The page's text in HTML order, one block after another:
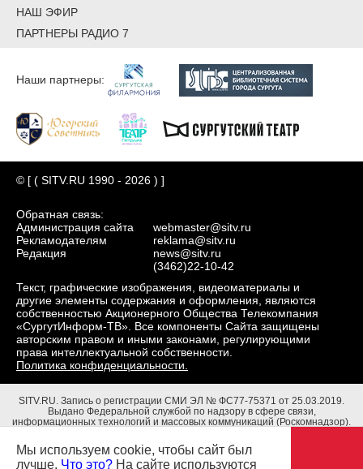
НАШ ЭФИР
ПАРТНЕРЫ РАДИО 7
Наши партнеры:
© [ ( SITV.RU 1990 - 2026 ) ]
Обратная связь:
Администрация сайта
Рекламодателям
Редакция
webmaster@sitv.ru
reklama@sitv.ru
news@sitv.ru
(3462)22-10-42
Текст, графические изображения, видеоматериалы и
другие элементы содержания и оформления, являются
собственностью Акционерного Общества Телекомпания
«СургутИнформ-ТВ». Все компоненты Сайта защищены
авторским правом и иными законами, регулирующими
права интеллектуальной собственности.
Политика конфиденциальности.
SITV.RU. Запись о регистрации СМИ ЭЛ № ФС77-75371 от 25.03.2019.
Выдано Федеральной службой по надзору в сфере связи,
информационных технологий и массовых коммуникаций (Роскомнадзор).
Адрес редакции: 628403, Тюменская обл., ХМАО - Югра, г. Сургут, ул.
Маяковского, д. 16. Главный редактор: Чубенко В.Л.
Мы используем cookie, чтобы сайт был
лучше. Что это? На сайте используются